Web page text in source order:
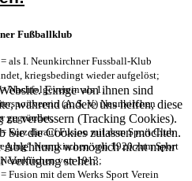
Einige von ihnen sind
während andere uns helfen, diese
verbessern (Tracking Cookies).
Sie die Cookies zulassen möchten.
Ablehnung womöglich nicht mehr
Verfügung stehen.
Fußballklub
als I. Neunkirchner Fussball-Klub
kriegsbedingt wieder aufgelöst;
Nachfolgeverein als 1.
(A. S. V.) Neunkirchen
gegründet;
kurz darauf Fusion mit dem Sport Club
Neunkirchen von 1920 zum Sport
von 1913;
Fusion mit dem Werks Sport Verein